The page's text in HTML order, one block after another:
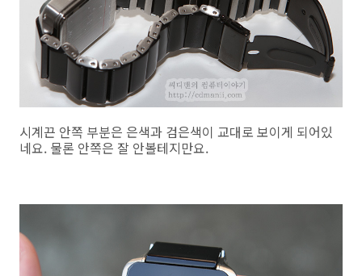
시계끈 안쪽 부분은 은색과 검은색이 교대로 보이게 되어있
네요. 물론 안쪽은 잘 안볼테지만요.